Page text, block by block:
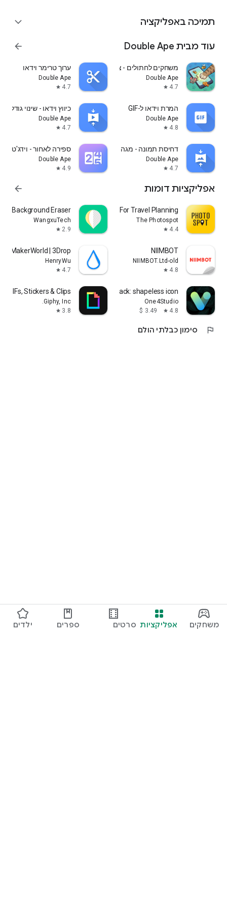
משחקים אפליקציות סרטים
ספרים ילדים
תמיכה באפליקציה expand_more
‫עוד מבית Double Ape‎ arrow_forward
משחקים לחתולים - צעצוע
Double Ape
4.7
star
ערוך טרימר וידאו
Double Ape
4.7
star
המרת וידאו ל-GIF
Double Ape
4.8
star
כיווץ וידאו - שינוי גודל
Double Ape
4.7
star
דחיסת תמונה - מגה לבייט
Double Ape
4.7
star
ספירה לאחור - וידג'ט
Double Ape
4.9
star
אפליקציות דומות arrow_forward
PhotoSpot: For Travel Planning
The Photospot
4.4
star
Background Eraser
WangxuTech
2.9
star
NIIMBOT
NIIMBOT.Ltd-old
4.8
star
MakerWorld | 3Drop
HenryWu
4.7
star
Vera Icon Pack: shapeless icon
One4Studio
4.8
star
GIFs, Stickers & Clips
Giphy, Inc.
3.8
star
flag סימון כבלתי הולם